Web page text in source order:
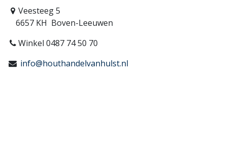
Veesteeg 5
6657 KH Boven-Leeuwen
Winkel 0487 74 50 70
info@houthandelvanhulst.nl